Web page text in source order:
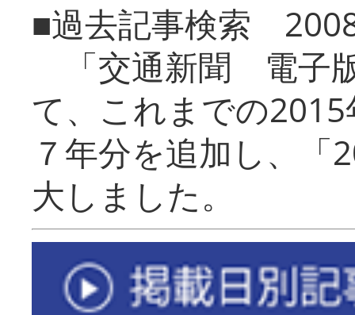
■過去記事検索
「交通新聞 電子
て、これまでの
７年分を追加し、「
大しまし